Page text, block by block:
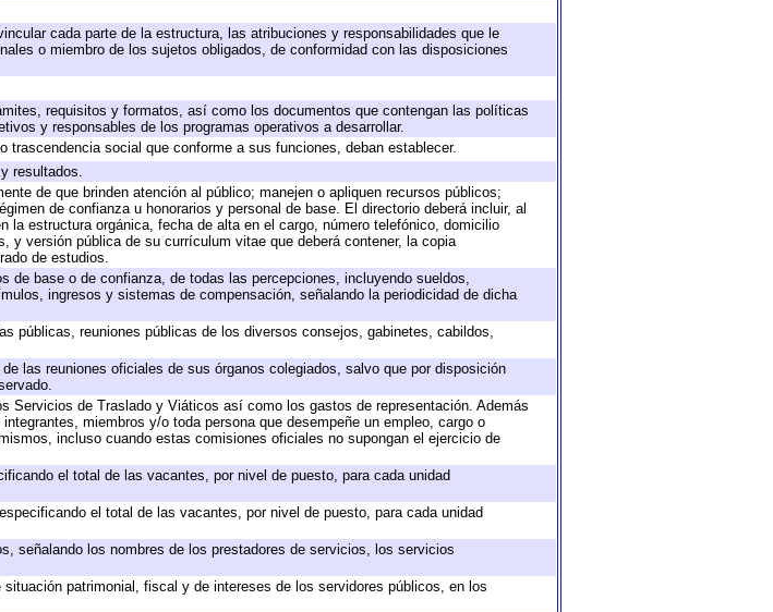
cada parte de la estructura, las atribuciones y responsabilidades que le
o miembro de los sujetos obligados, de conformidad con las disposiciones
requisitos y formatos, así como los documentos que contengan las políticas
y responsables de los programas operativos a desarrollar.
social que conforme a sus funciones, deban establecer.
resultados.
de que brinden atención al público; manejen o apliquen recursos públicos;
de confianza u honorarios y personal de base. El directorio deberá incluir, al
la estructura orgánica, fecha de alta en el cargo, número telefónico, domicilio
y versión pública de su currículum vitae que deberá contener, la copia
de estudios.
de base o de confianza, de todas las percepciones, incluyendo sueldos,
ingresos y sistemas de compensación, señalando la periodicidad de dicha
públicas, reuniones públicas de los diversos consejos, gabinetes, cabildos,
las reuniones oficiales de sus órganos colegiados, salvo que por disposición
Servicios de Traslado y Viáticos así como los gastos de representación. Además
miembros y/o toda persona que desempeñe un empleo, cargo o
incluso cuando estas comisiones oficiales no supongan el ejercicio de
el total de las vacantes, por nivel de puesto, para cada unidad
el total de las vacantes, por nivel de puesto, para cada unidad
señalando los nombres de los prestadores de servicios, los servicios
patrimonial, fiscal y de intereses de los servidores públicos, en los